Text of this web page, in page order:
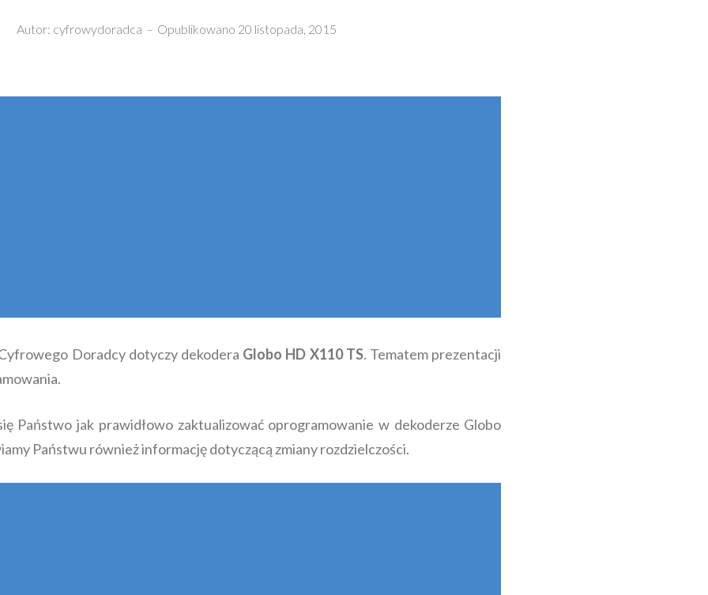
Autor: cyfrowydoradca – Opublikowano 20 listopada, 2015
Doradcy dotyczy dekodera Globo HD X110 TS. Tematem prezentacji
Państwo jak prawidłowo zaktualizować oprogramowanie w dekoderze Globo
Państwu również informację dotyczącą zmiany rozdzielczości.